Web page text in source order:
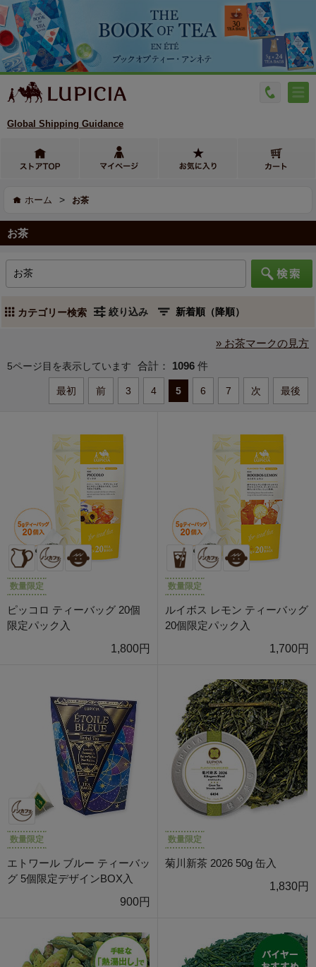
Global Shipping Guidance
ホーム > お茶
お茶
カテゴリー検索 絞り込み
» お茶マークの見方
5ページ目を表示しています 合計： 1096 件
最初 前 3 4 5 6 7 次 最後
数量限定
ピッコロ ティーバッグ 20個
限定パック入
1,800円
数量限定
ルイボス レモン ティーバッグ
20個限定パック入
1,700円
数量限定
エトワール ブルー ティーバッ
グ 5個限定デザインBOX入
900円
数量限定
菊川新茶 2026 50g 缶入
1,830円